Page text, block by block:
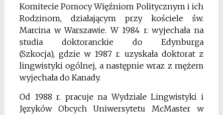
Komitecie Pomocy Więźniom Politycznym i ich
Rodzinom, działającym przy kościele św.
Marcina w Warszawie. W 1984 r. wyjechała na
studia doktoranckie do Edynburga
(Szkocja), gdzie w 1987 r. uzyskała doktorat z
lingwistyki ogólnej, a następnie wraz z mężem
wyjechała do Kanady.
Od 1988 r. pracuje na Wydziale Lingwistyki i
Języków Obcych Uniwersytetu McMaster w